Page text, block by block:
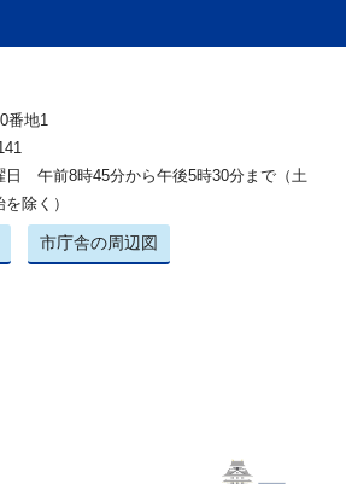
番地1
日 午前8時45分から午後5時30分まで（土
除く）
市庁舎の周辺図